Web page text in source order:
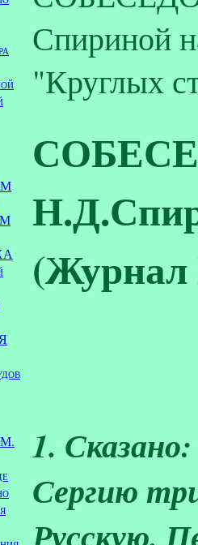
Спириной
"Круглых
1.
Сергию
Русскую.